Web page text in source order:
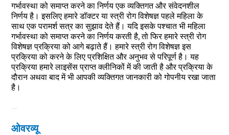
गर्भावस्था को समाप्त करने का निर्णय एक व्यक्तिगत और संवेदनशील
निर्णय है। इसलिए हमारे डॉक्टर या स्त्री रोग विशेषज्ञ पहले महिला के
साथ एक परामर्श सत्र का सुझाव देते हैं। यदि इसके पश्चात भी महिला
गर्भावस्था को समाप्त करने का निर्णय करती है, तो फिर हमारे स्त्री रोग
विशेषज्ञ प्रक्रिया को आगे बढ़ाते हैं। हमारे स्त्री रोग विशेषज्ञ इस
प्रक्रिया को करने के लिए प्रशिक्षित और अनुभव से परिपूर्ण है। यह
प्रक्रिया हमारे लाइसेंस प्राप्त क्लीनिकों में की जाती है और प्रक्रिया के
दौरान अथवा बाद में भी आपकी व्यक्तिगत जानकारी को गोपनीय रखा जाता
है।
ओवरव्यू